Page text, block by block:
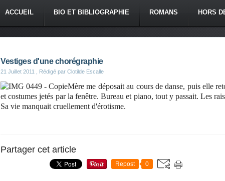
ACCUEIL BIO ET BIBLIOGRAPHIE ROMANS HORS
Vestiges d'une chorégraphie
21 Juillet 2011 , Rédigé par Clotilde Escalle
Mère me déposait au cours de danse, puis elle
et costumes jetés par la fenêtre. Bureau et piano, tout y passait. Les
Sa vie manquait cruellement d'érotisme.
Partager cet article
Repost 0